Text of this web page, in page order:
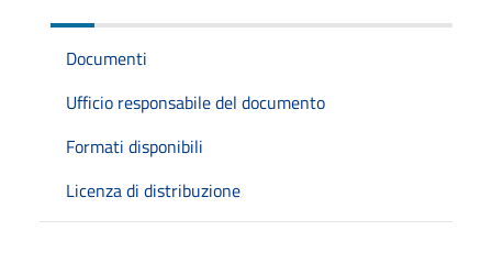
Documenti
Ufficio responsabile del documento
Formati disponibili
Licenza di distribuzione